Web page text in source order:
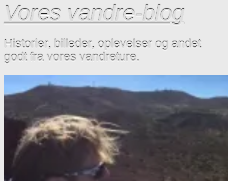
Vores vandre-blog
Historier, billeder, oplevelser og andet
godt fra vores vandreture.